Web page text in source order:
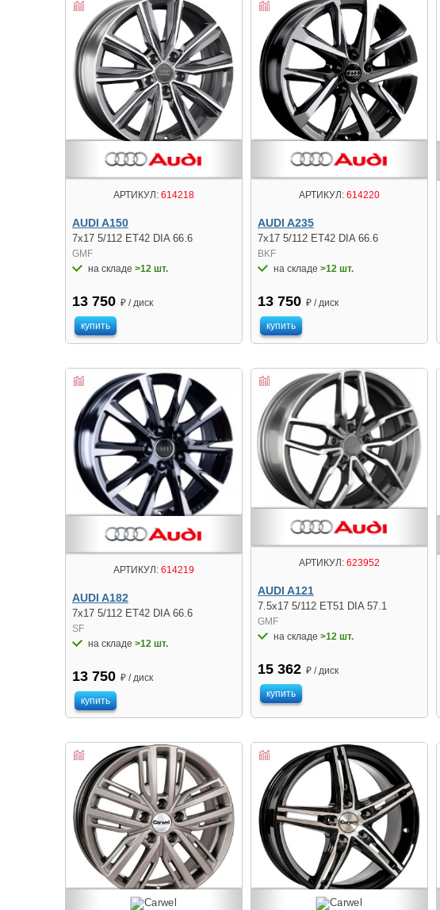
АРТИКУЛ:614218
AUDI A150
7x17 5/112 ET42 DIA 66.6
GMF
на складе >12 шт.
13 750 ₽ / диск
купить
АРТИКУЛ:614220
AUDI A235
7x17 5/112 ET42 DIA 66.6
BKF
на складе >12 шт.
13 750 ₽ / диск
купить
АРТИКУЛ:614219
AUDI A182
7x17 5/112 ET42 DIA 66.6
SF
на складе >12 шт.
13 750 ₽ / диск
купить
АРТИКУЛ:623952
AUDI A121
7.5x17 5/112 ET51 DIA 57.1
GMF
на складе >12 шт.
15 362 ₽ / диск
купить